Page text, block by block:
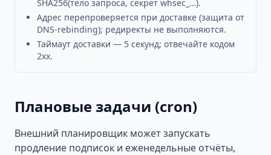
SHA256(тело запроса, секрет whsec_…).
Адрес перепроверяется при доставке (защита от
DNS-rebinding); редиректы не выполняются.
Таймаут доставки — 5 секунд; отвечайте кодом
2xx.
Плановые задачи (cron)
Внешний планировщик может запускать
продление подписок и еженедельные отчёты,